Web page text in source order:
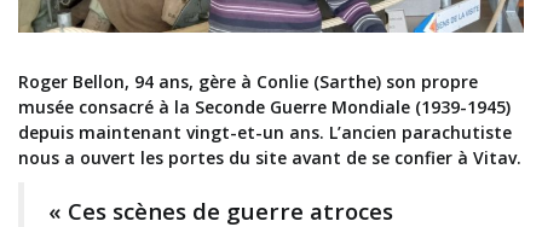
Roger Bellon, 94 ans, gère à Conlie (Sarthe) son propre
musée consacré à la Seconde Guerre Mondiale (1939-1945)
depuis maintenant vingt-et-un ans. L’ancien parachutiste
nous a ouvert les portes du site avant de se confier à Vitav.
« Ces scènes de guerre atroces